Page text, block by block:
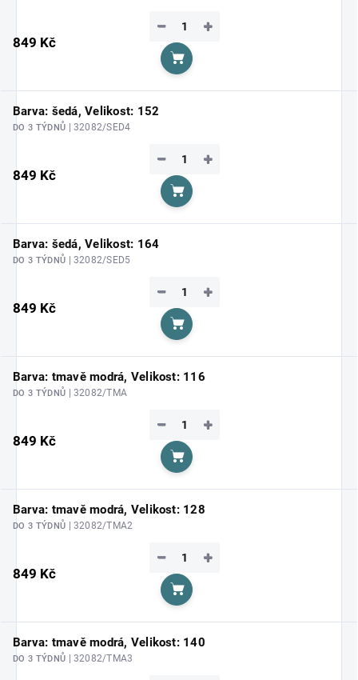
849 Kč
+
−
Do košíku
Barva: šedá, Velikost: 152
DO 3 TÝDNŮ | 32082/SED4
849 Kč
+
−
Do košíku
Barva: šedá, Velikost: 164
DO 3 TÝDNŮ | 32082/SED5
849 Kč
+
−
Do košíku
Barva: tmavě modrá, Velikost: 116
DO 3 TÝDNŮ | 32082/TMA
849 Kč
+
−
Do košíku
Barva: tmavě modrá, Velikost: 128
DO 3 TÝDNŮ | 32082/TMA2
849 Kč
+
−
Do košíku
Barva: tmavě modrá, Velikost: 140
DO 3 TÝDNŮ | 32082/TMA3